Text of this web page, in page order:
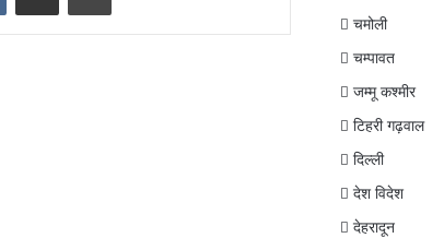
चमोली
चम्पावत
जम्मू कश्मीर
टिहरी गढ़वाल
दिल्ली
देश विदेश
देहरादून